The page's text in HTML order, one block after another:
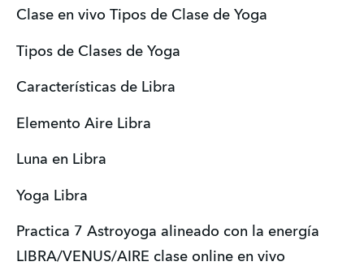
Clase en vivo Tipos de Clase de Yoga
Tipos de Clases de Yoga
Características de Libra
Elemento Aire Libra
Luna en Libra
Yoga Libra
Practica 7 Astroyoga alineado con la energía
LIBRA/VENUS/AIRE clase online en vivo